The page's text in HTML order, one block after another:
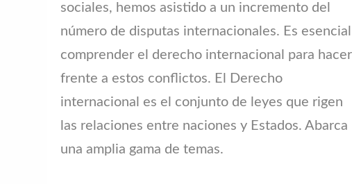
sociales, hemos asistido a un incremento del
número de disputas internacionales. Es esencial
comprender el derecho internacional para hacer
frente a estos conflictos. El Derecho
internacional es el conjunto de leyes que rigen
las relaciones entre naciones y Estados. Abarca
una amplia gama de temas.